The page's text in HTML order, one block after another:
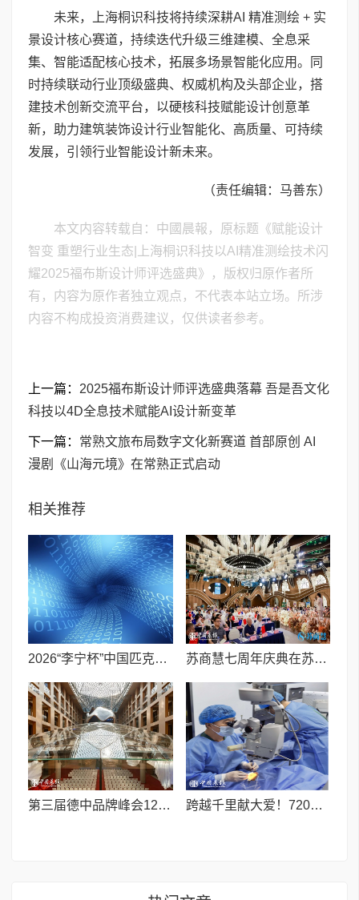
未来，上海桐识科技将持续深耕AI 精准测绘 + 实
景设计核心赛道，持续迭代升级三维建模、全息采
集、智能适配核心技术，拓展多场景智能化应用。同
时持续联动行业顶级盛典、权威机构及头部企业，搭
建技术创新交流平台，以硬核科技赋能设计创意革
新，助力建筑装饰设计行业智能化、高质量、可持续
发展，引领行业智能设计新未来。
（责任编辑：马善东）
本文内容转载自：中國晨報，原标题《赋能设计
智变 重塑行业生态|上海桐识科技以AI精准测绘技术闪
耀2025福布斯设计师评选盛典》，版权归原作者所
有，内容为原作者独立观点，不代表本站立场。所涉
内容不构成投资消费建议，仅供读者参考。
上一篇： 2025福布斯设计师评选盛典落幕 吾是吾文化
科技以4D全息技术赋能AI设计新变革
下一篇： 常熟文旅布局数字文化新赛道 首部原创 AI
漫剧《山海元境》在常熟正式启动
相关推荐
2026“李宁杯”中国匹克球巡回赛青少年赛-河南鹤壁站圆满落幕 苏商慧七周年庆典在苏州隆重举行 七大联创共启发展新篇章
第三届德中品牌峰会12月将在柏林举办，聚焦人工智能时代品牌全球化发展 跨越千里献大爱！720光明行助力喀什150名白内障老人重获清晰视界